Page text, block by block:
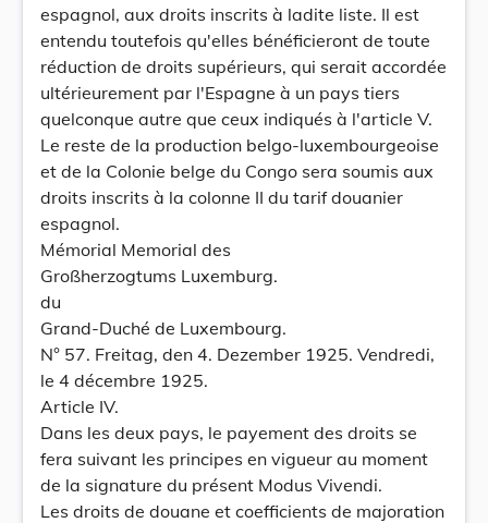
espagnol, aux droits inscrits à ladite liste. Il est
entendu toutefois qu'elles bénéficieront de toute
réduction de droits supérieurs, qui serait accordée
ultérieurement par l'Espagne à un pays tiers
quelconque autre que ceux indiqués à l'article V.
Le reste de la production belgo-luxembourgeoise
et de la Colonie belge du Congo sera soumis aux
droits inscrits à la colonne II du tarif douanier
espagnol.
Mémorial Memorial des
Großherzogtums Luxemburg.
du
Grand-Duché de Luxembourg.
N° 57. Freitag, den 4. Dezember 1925. Vendredi,
le 4 décembre 1925.
Article IV.
Dans les deux pays, le payement des droits se
fera suivant les principes en vigueur au moment
de la signature du présent Modus Vivendi.
Les droits de douane et coefficients de majoration